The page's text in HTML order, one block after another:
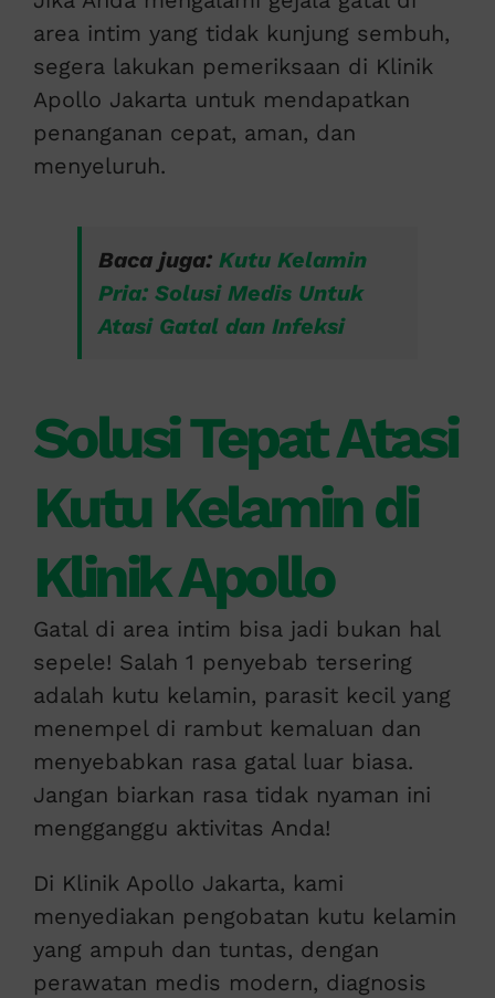
area intim yang tidak kunjung sembuh,
segera lakukan pemeriksaan di Klinik
Apollo Jakarta untuk mendapatkan
penanganan cepat, aman, dan
menyeluruh.
Baca juga: Kutu Kelamin
Pria: Solusi Medis Untuk
Atasi Gatal dan Infeksi
Solusi Tepat Atasi
Kutu Kelamin di
Klinik Apollo
Gatal di area intim bisa jadi bukan hal
sepele! Salah 1 penyebab tersering
adalah kutu kelamin, parasit kecil yang
menempel di rambut kemaluan dan
menyebabkan rasa gatal luar biasa.
Jangan biarkan rasa tidak nyaman ini
mengganggu aktivitas Anda!
Di Klinik Apollo Jakarta, kami
menyediakan pengobatan kutu kelamin
yang ampuh dan tuntas, dengan
perawatan medis modern, diagnosis